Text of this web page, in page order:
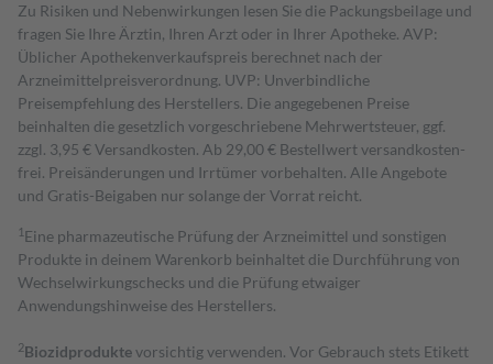
Zu Risiken und Nebenwirkungen lesen Sie die Packungsbeilage und
fragen Sie Ihre Ärztin, Ihren Arzt oder in Ihrer Apotheke. AVP:
Üblicher Apothekenverkaufspreis berechnet nach der
Arzneimittelpreisverordnung. UVP: Unverbindliche
Preisempfehlung des Herstellers. Die angegebenen Preise
beinhalten die gesetzlich vorgeschriebene Mehrwertsteuer, ggf.
zzgl. 3,95 € Versandkosten. Ab 29,00 € Bestell­wert versand­kosten­
frei. Preisänderungen und Irrtümer vorbehalten. Alle Angebote
und Gratis-Beigaben nur solange der Vorrat reicht.
1 Eine pharmazeutische Prüfung der Arzneimittel und sonstigen
Produkte in deinem Warenkorb beinhaltet die Durchführung von
Wechselwirkungschecks und die Prüfung etwaiger
Anwendungshinweise des Herstellers.
2Biozidproduktevorsichtig verwenden. Vor Gebrauch stets Etikett